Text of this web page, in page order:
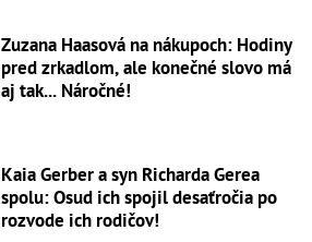
Zuzana Haasová na nákupoch: Hodiny
pred zrkadlom, ale konečné slovo má
aj tak... Náročné!
Kaia Gerber a syn Richarda Gerea
spolu: Osud ich spojil desaťročia po
rozvode ich rodičov!